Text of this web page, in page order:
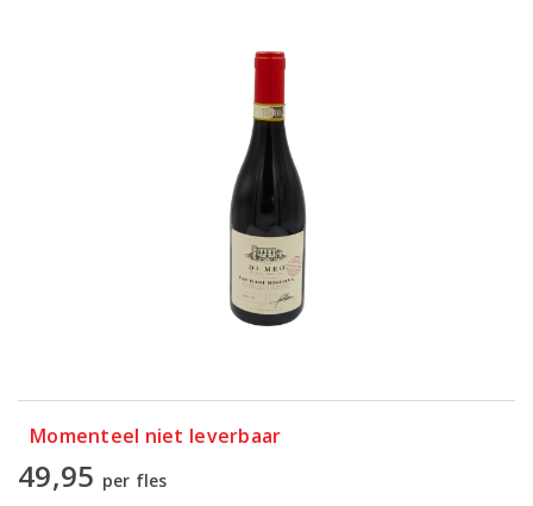
Momenteel niet leverbaar
49,95 per fles